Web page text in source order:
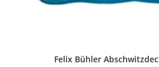
Felix Bühler